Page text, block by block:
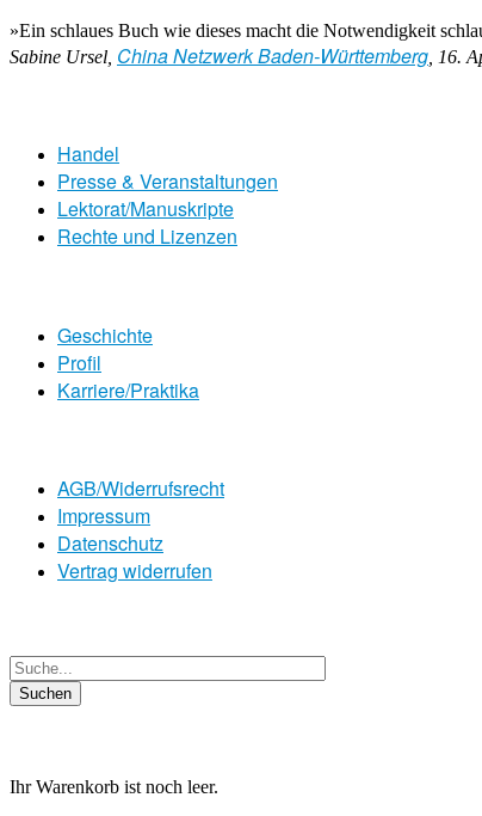
»Ein schlaues Buch wie dieses macht die Notwendigkeit
Sabine Ursel, China Netzwerk Baden-Württemberg , 16.
Handel
Presse & Veranstaltungen
Lektorat/Manuskripte
Rechte und Lizenzen
Geschichte
Profil
Karriere/Praktika
AGB/Widerrufsrecht
Impressum
Datenschutz
Vertrag widerrufen
Ihr Warenkorb ist noch leer.